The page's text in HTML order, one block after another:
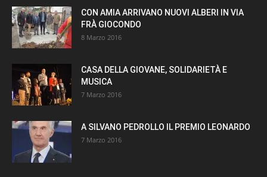
CON AMIA ARRIVANO NUOVI ALBERI IN VIA
FRÀ GIOCONDO
8 Marzo 2016
CASA DELLA GIOVANE, SOLIDARIETÀ E
MUSICA
7 Marzo 2016
A SILVANO PEDROLLO IL PREMIO LEONARDO
7 Marzo 2016